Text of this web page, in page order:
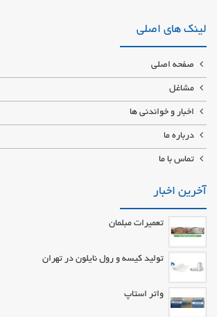
لینک های اصلی
صفحه اصلی
مشاغل
اخبار و خواندنی ها
درباره ما
تماس با ما
آخرین اخبار
تعمیرات مبلمان
تولید کیسه و رول نایلون در تهران
واتر استاپ